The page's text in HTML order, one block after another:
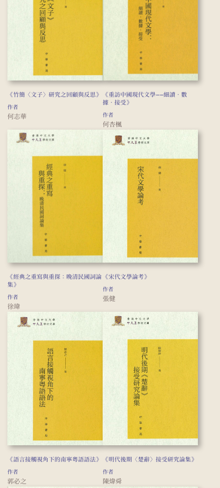
《竹簡〈文子〉研究之回顧與反思》
作者
何志華
《重訪中國現代文學——細讀‧數
據‧接受》
作者
何杏楓
《經典之重寫與重探：晚清民國詞論
集》
作者
徐瑋
《宋代文學論考》
作者
張健
《語言接觸視角下的南寧粵語語法》
作者
郭必之
《明代後期〈楚辭〉接受研究論集》
作者
陳煒舜